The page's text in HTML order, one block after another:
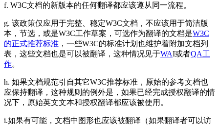
f. W3C文档的新版本的任何翻译都应该遵从同一流程。
g. 该政策仅应用于完整、稳定W3C文档，不应该用于简洁版
本，节选，或是W3C工作草案，可选作为翻译的文档是W3C
的正式推荐标准 ，一些W3C的标准计划也维护着附加文档列
表，这些文档也是可以被翻译，这种情况见于WAI或者QA工
作。
h. 如果文档规范引自其它W3C推荐标准，原始的参考文档也
应保持翻译，这种规则的例外是，如果已经完成授权翻译的情
况下，原始英文文本和授权翻译都应该被使用。
i.如果有可能，文档中图形也应该被翻译（如果翻译者可以访